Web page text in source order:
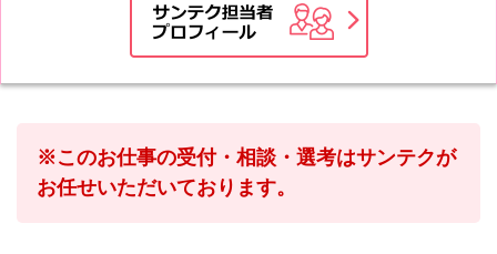
※このお仕事の受付・相談・選考はサンテクが
お任せいただいております。